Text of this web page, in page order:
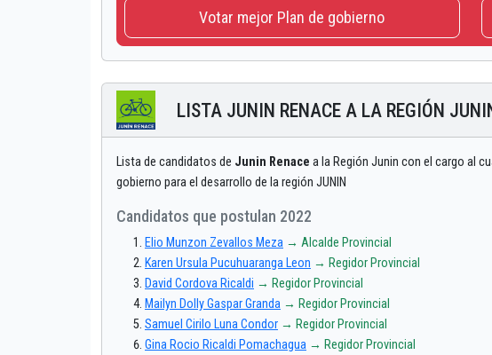
Votar mejor Plan de gobierno
LISTA JUNIN RENACE A LA REGIÓN
Lista de candidatos de Junin Renace a la Región Junin con el cargo al
gobierno para el desarrollo de la región JUNIN
Candidatos que postulan 2022
Elio Munzon Zevallos Meza → Alcalde Provincial
Karen Ursula Pucuhuaranga Leon → Regidor Provincial
David Cordova Ricaldi → Regidor Provincial
Mailyn Dolly Gaspar Granda → Regidor Provincial
Samuel Cirilo Luna Condor → Regidor Provincial
Gina Rocio Ricaldi Pomachagua → Regidor Provincial